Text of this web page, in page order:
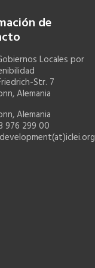
de
Locales por
Str. 7
Alemania
Alemania
976 299 00